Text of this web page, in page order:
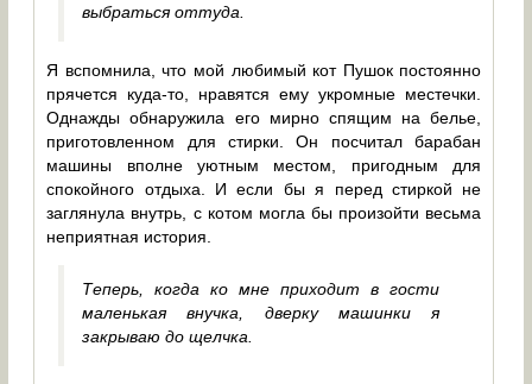
выбраться оттуда.
Я вспомнила, что мой любимый кот Пушок постоянно
прячется куда-то, нравятся ему укромные местечки.
Однажды обнаружила его мирно спящим на белье,
приготовленном для стирки. Он посчитал барабан
машины вполне уютным местом, пригодным для
спокойного отдыха. И если бы я перед стиркой не
заглянула внутрь, с котом могла бы произойти весьма
неприятная история.
Теперь, когда ко мне приходит в гости
маленькая внучка, дверку машинки я
закрываю до щелчка.